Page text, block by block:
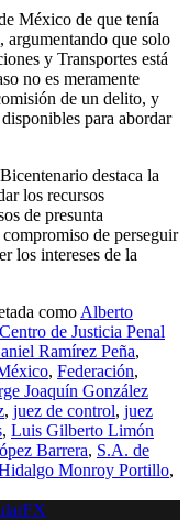
México de que tenía
argumentando que solo
y Transportes está
no es meramente
de un delito, y
para abordar
destaca la
los recursos
de presunta
de perseguir
los intereses de la
como Alberto
Centro de Justicia Penal
Ramírez Peña,
, Federación,
Joaquín González
, juez de control, juez
, Luis Gilberto Limón
Barrera, S.A. de
Monroy Portillo,